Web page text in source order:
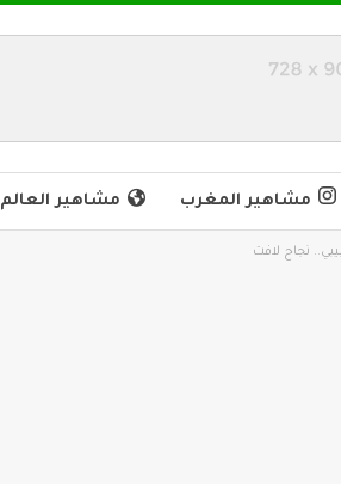
مشاهير المغرب مشاهير العالم
نجاح لافت